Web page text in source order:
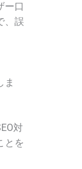
ー口
、誤
ま
対
とを